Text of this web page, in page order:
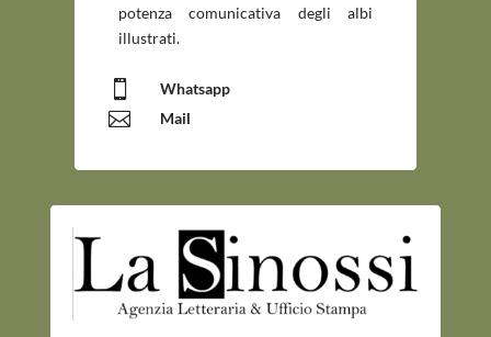
potenza comunicativa degli albi
illustrati.
 Whatsapp
 Mail